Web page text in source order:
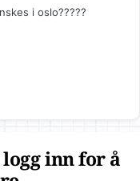
i oslo?????
inn for å